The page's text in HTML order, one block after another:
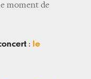
moment de
: le